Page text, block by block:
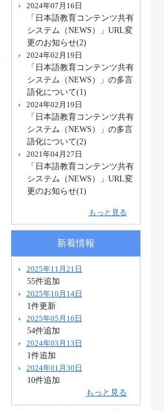
2024年07月16日
「日本語教育コンテンツ共有
システム（NEWS）」URL変
更のお知らせ(2)
2024年02月19日
「日本語教育コンテンツ共有
システム（NEWS）」の多言
語化について(1)
2024年02月19日
「日本語教育コンテンツ共有
システム（NEWS）」の多言
語化について(2)
2021年04月27日
「日本語教育コンテンツ共有
システム（NEWS）」URL変
更のお知らせ(1)
もっと見る
新着情報
2025年11月21日
55件追加
2025年10月14日
1件更新
2025年05月16日
54件追加
2024年03月13日
1件追加
2024年01月30日
10件追加
もっと見る